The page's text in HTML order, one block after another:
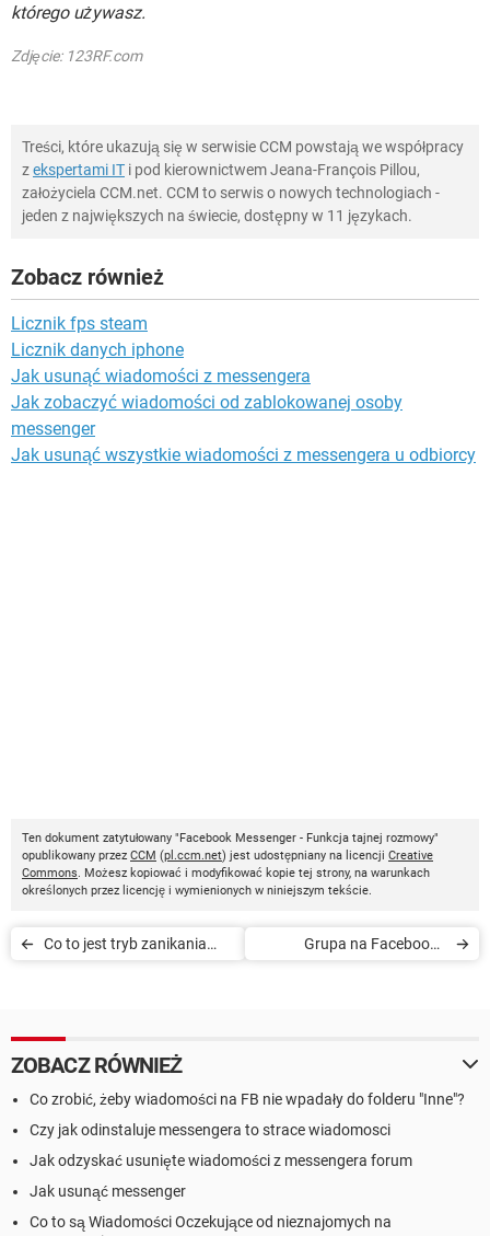
którego używasz.
Zdjęcie: 123RF.com
Treści, które ukazują się w serwisie CCM powstają we współpracy
zekspertami IT i pod kierownictwem Jeana-François Pillou,
założyciela CCM.net. CCM to serwis o nowych technologiach -
jeden z największych na świecie, dostępny w 11 językach.
Zobacz również
Licznik fps steam
Licznik danych iphone
Jak usunąć wiadomości z messengera
Jak zobaczyć wiadomości od zablokowanej osoby
messenger
Jak usunąć wszystkie wiadomości z messengera u odbiorcy
Ten dokument zatytułowany "Facebook Messenger - Funkcja tajnej rozmowy"
opublikowany przez CCM (pl.ccm.net) jest udostępniany na licencji Creative
Commons. Możesz kopiować i modyfikować kopie tej strony, na warunkach
określonych przez licencję i wymienionych w niniejszym tekście.
Co to jest tryb zanikania
Grupa na Facebooku
ZOBACZ RÓWNIEŻ
Co zrobić, żeby wiadomości na FB nie wpadały do folderu "Inne"?
Czy jak odinstaluje messengera to strace wiadomosci
Jak odzyskać usunięte wiadomości z messengera forum
Jak usunąć messenger
Co to są Wiadomości Oczekujące od nieznajomych na